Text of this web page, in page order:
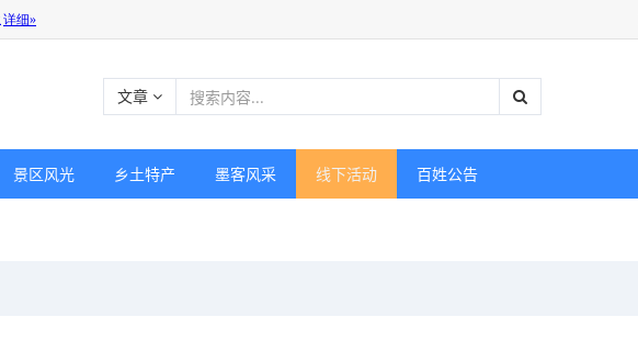
文章
景区风光 乡土特产 墨客风采 线下活动 百姓公告